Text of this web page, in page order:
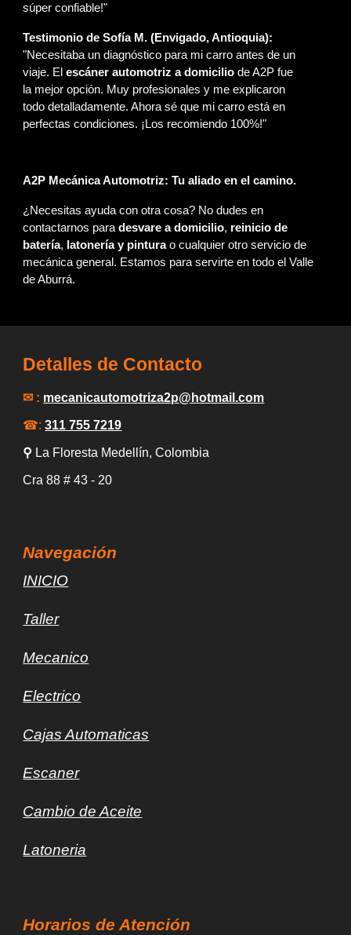
súper confiable!"
Testimonio de Sofía M. (Envigado, Antioquia):
"Necesitaba un diagnóstico para mi carro antes de un
viaje. Elescáner automotriz a domicilio de A2P fue
la mejor opción. Muy profesionales y me explicaron
todo detalladamente. Ahora sé que mi carro está en
perfectas condiciones. ¡Los recomiendo 100%!"
A2P Mecánica Automotriz: Tu aliado en el camino.
¿Necesitas ayuda con otra cosa? No dudes en
contactarnos paradesvare a domicilio, reinicio de
batería, latonería y pinturao cualquier otro servicio de
mecánica general. Estamos para servirte en todo el Valle
de Aburrá.
Detalles de Contacto
✉ : mecanicautomotriza2p@hotmail.com
☎: 311 755 7219
⚲ La Floresta Medellín, Colombia
Cra 88 # 43 - 20
Navegación
INICIO
Taller
Mecanico
Electrico
Cajas Automaticas
Escaner
Cambio de Aceite
Latoneria
Horarios de Atención